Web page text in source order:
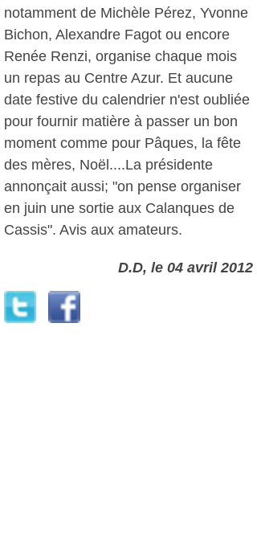
notamment de Michèle Pérez, Yvonne
Bichon, Alexandre Fagot ou encore
Renée Renzi, organise chaque mois
un repas au Centre Azur. Et aucune
date festive du calendrier n'est oubliée
pour fournir matière à passer un bon
moment comme pour Pâques, la fête
des mères, Noël....La présidente
annonçait aussi; "on pense organiser
en juin une sortie aux Calanques de
Cassis". Avis aux amateurs.
D.D, le 04 avril 2012